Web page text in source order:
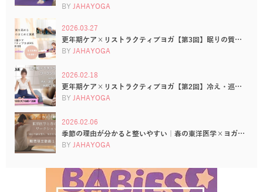
BY JAHAYOGA
2026.03.27
更年期ケア×リストラクティブヨガ【第3回】眠りの質…
BY JAHAYOGA
2026.02.18
更年期ケア×リストラクティブヨガ【第2回】冷え・巡…
BY JAHAYOGA
2026.02.06
季節の理由が分かると整いやすい｜春の東洋医学×ヨガ…
BY JAHAYOGA